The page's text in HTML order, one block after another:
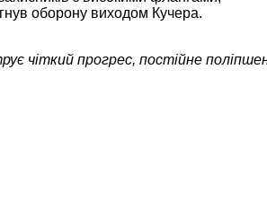
оборону виходом Кучера.
чіткий прогрес, постійне